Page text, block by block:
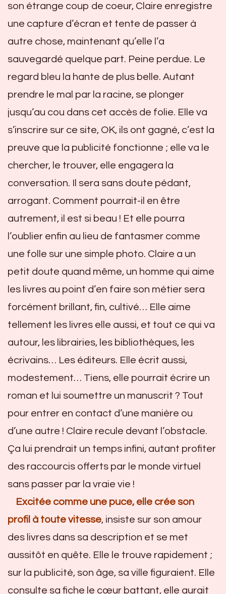
son étrange coup de coeur, Claire enregistre
une capture d’écran et tente de passer à
autre chose, maintenant qu’elle l’a
sauvegardé quelque part. Peine perdue. Le
regard bleu la hante de plus belle. Autant
prendre le mal par la racine, se plonger
jusqu’au cou dans cet accès de folie. Elle va
s’inscrire sur ce site, OK, ils ont gagné, c’est la
preuve que la publicité fonctionne ; elle va le
chercher, le trouver, elle engagera la
conversation. Il sera sans doute pédant,
arrogant. Comment pourrait-il en être
autrement, il est si beau ! Et elle pourra
l’oublier enfin au lieu de fantasmer comme
une folle sur une simple photo. Claire a un
petit doute quand même, un homme qui aime
les livres au point d’en faire son métier sera
forcément brillant, fin, cultivé… Elle aime
tellement les livres elle aussi, et tout ce qui va
autour, les librairies, les bibliothèques, les
écrivains… Les éditeurs. Elle écrit aussi,
modestement… Tiens, elle pourrait écrire un
roman et lui soumettre un manuscrit ? Tout
pour entrer en contact d’une manière ou
d’une autre ! Claire recule devant l’obstacle.
Ça lui prendrait un temps infini, autant profiter
des raccourcis offerts par le monde virtuel
sans passer par la vraie vie !
Excitée comme une puce, elle crée son
profil à toute vitesse, insiste sur son amour
des livres dans sa description et se met
aussitôt en quête. Elle le trouve rapidement ;
sur la publicité, son âge, sa ville figuraient. Elle
consulte sa fiche le cœur battant, elle aurait